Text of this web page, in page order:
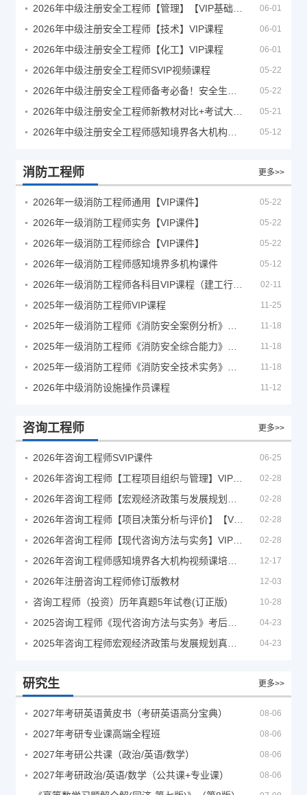
06-01
2026年中级注册安全工程师【技术】VIP课程 06-01
2026年中级注册安全工程师【化工】VIP课程 06-01
2026年中级注册安全工程师SVIP视频课程 05-22
05-22
05-21
05-12
消防工程师 更多>>
2026年一级消防工程师通用【VIP课件】 05-22
2026年一级消防工程师实务【VIP课件】 05-22
2026年一级消防工程师综合【VIP课件】 05-22
2026年一级消防工程师感知境界多机构课件 05-12
02-11
2025年一级消防工程师VIP课程 11-25
11-18
11-18
11-18
2026年中级消防设施操作员课程 11-12
咨询工程师 更多>>
2026年咨询工程师SVIP课件 06-25
02-28
02-28
02-28
02-28
12-17
2026年注册咨询工程师修订版教材 12-03
咨询工程师（投资）历年真题5年试卷(订正版) 10-28
04-23
04-23
研究生 更多>>
2027年考研英语黄皮书（考研英语高分宝典） 08-06
2027年考研专业课高端全程班 08-06
2027年考研公共课（政治/英语/数学） 08-06
2027年考研政治/英语/数学（公共课+专业课） 08-06